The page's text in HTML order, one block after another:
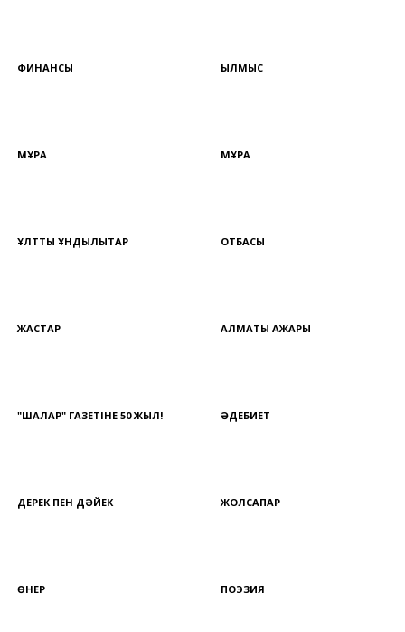
ФИНАНСЫ ҚЫЛМЫС
МҰРА МҰРА
ҰЛТТЫҚ ҚҰНДЫЛЫҚТАР ОТБАСЫ
ЖАСТАР АЛМАТЫ АЖАРЫ
"ШАЛҚАР" ГАЗЕТІНЕ 50 ЖЫЛ! ӘДЕБИЕТ
ДЕРЕК ПЕН ДӘЙЕК ЖОЛСАПАР
ӨНЕР ПОЭЗИЯ